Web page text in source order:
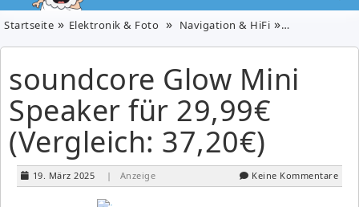
Startseite Elektronik & Foto Navigation & HiFi soundcore
soundcore Glow Mini
Speaker für 29,99€
(Vergleich: 37,20€)
19. März 2025 | Anzeige Keine Kommentare